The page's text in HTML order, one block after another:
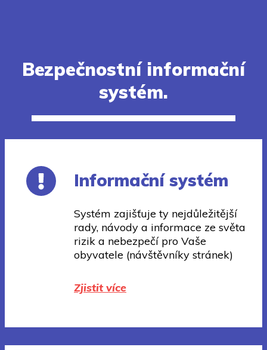
Bezpečnostní informační
systém.
Informační systém
Systém zajišťuje ty nejdůležitější
rady, návody a informace ze světa
rizik a nebezpečí pro Vaše
obyvatele (návštěvníky stránek)
Zjistit více